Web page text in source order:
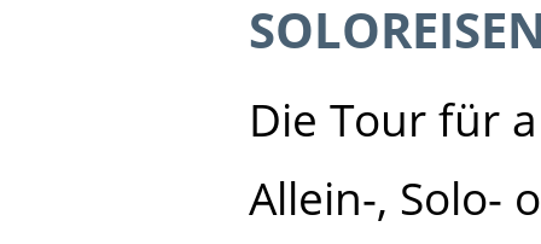
Die Tour für
Allein-, Solo-